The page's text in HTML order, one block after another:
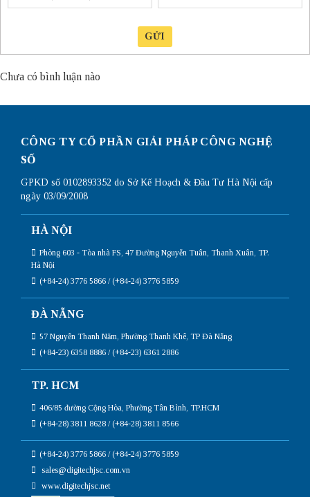
GỬI
Chưa có bình luận nào
CÔNG TY CỔ PHẦN GIẢI PHÁP CÔNG NGHỆ
SỐ
GPKD số 0102893352 do Sở Kế Hoạch & Đầu Tư Hà Nội cấp
ngày 03/09/2008
HÀ NỘI
Phòng 603 - Tòa nhà FS, 47 Đường Nguyễn Tuân, Thanh Xuân, TP.
Hà Nội
(+84-24) 3776 5866 / (+84-24) 3776 5859
ĐÀ NẴNG
57 Nguyễn Thanh Năm, Phường Thanh Khê, TP Đà Nẵng
(+84-23) 6358 8886 / (+84-23) 6361 2886
TP. HCM
406/85 đường Cộng Hòa, Phường Tân Bình, TP.HCM
(+84-28) 3811 8628 / (+84-28) 3811 8566
(+84-24) 3776 5866 / (+84-24) 3776 5859
sales@digitechjsc.com.vn
www.digitechjsc.net